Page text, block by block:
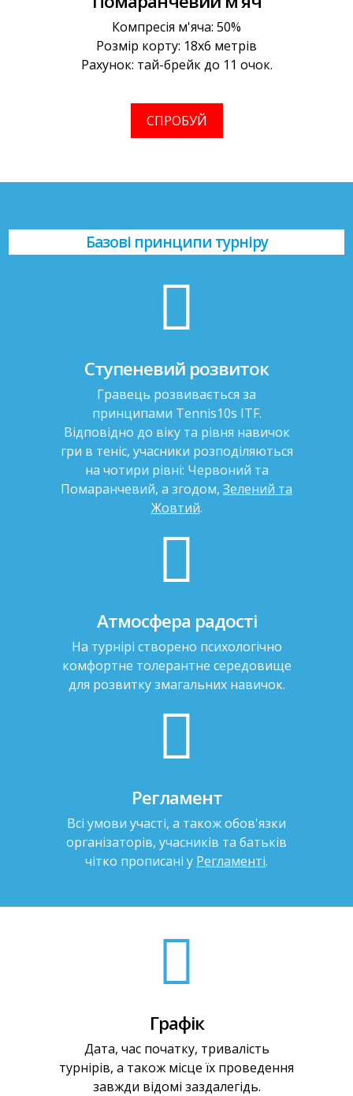
Компресія м'яча: 50%
Розмір корту: 18х6 метрів
Рахунок: тай-брейк до 11 очок.
СПРОБУЙ
Базові принципи турніру
Ступеневий розвиток
Гравець розвивається за
принципами Tennis10s ITF.
Відповідно до віку та рівня навичок
гри в теніс, учасники розподіляються
на чотири рівні: Червоний та
Помаранчевий, а згодом, Зелений та
Жовтий.
Атмосфера радості
На турнірі створено психологічно
комфортне толерантне середовище
для розвитку змагальних навичок.
Регламент
Всі умови участі, а також обов'язки
організаторів, учасників та батьків
чітко прописані у Регламенті.
Графік
Дата, час початку, тривалість
турнірів, а також місце їх проведення
завжди відомі заздалегідь.